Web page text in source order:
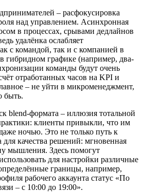
– расфокусировка
над управлением. Асинхронная
в процессах, срывами дедлайнов
удалёнка ослабляет
с командой, так и с компанией в
гибридном графике (например, два-
команды будут очень
отработанных часов на KPI и
– не уйти в микроменеджмент,
быть.
blend-формата – иллюзия тотальной
клиенты привыкли, что им
ночью. Это не только путь к
качества решений: мгновенная
мышления. Здесь помогут
для настройки различные
границы, например,
рабочего аккаунта статус «По
– с 10:00 до 19:00».